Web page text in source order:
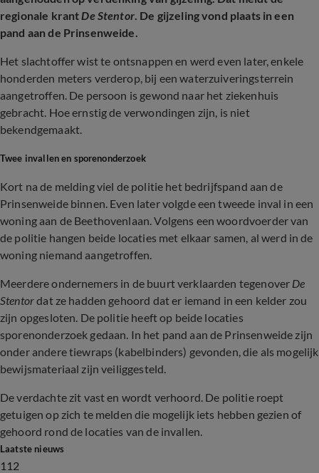
regionale krantDe Stentor. De gijzeling vond plaats in een
pand aan de Prinsenweide.
Het slachtoffer wist te ontsnappen en werd even later, enkele
honderden meters verderop, bij een waterzuiveringsterrein
aangetroffen. De persoon is gewond naar het ziekenhuis
gebracht. Hoe ernstig de verwondingen zijn, is niet
bekendgemaakt.
Twee invallen en sporenonderzoek
Kort na de melding viel de politie het bedrijfspand aan de
Prinsenweide binnen. Even later volgde een tweede inval in een
woning aan de Beethovenlaan. Volgens een woordvoerder van
de politie hangen beide locaties met elkaar samen, al werd in de
woning niemand aangetroffen.
Meerdere ondernemers in de buurt verklaarden tegenover De
Stentordat ze hadden gehoord dat er iemand in een kelder zou
zijn opgesloten. De politie heeft op beide locaties
sporenonderzoek gedaan. In het pand aan de Prinsenweide zijn
onder andere tiewraps (kabelbinders) gevonden, die als mogelijk
bewijsmateriaal zijn veiliggesteld.
De verdachte zit vast en wordt verhoord. De politie roept
getuigen op zich te melden die mogelijk iets hebben gezien of
gehoord rond de locaties van de invallen.
Laatste nieuws
112